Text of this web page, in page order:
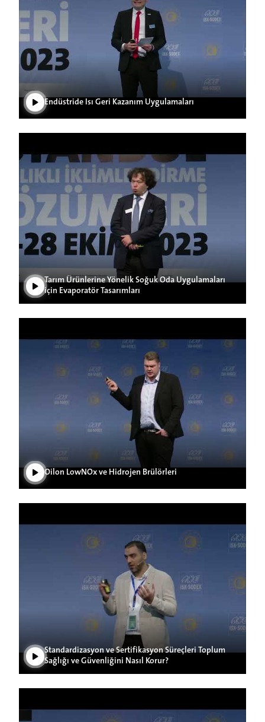
Videoyu Oynat
Endüstride Isı Geri Kazanım Uygulamaları
Videoyu Oynat
Tarım Ürünlerine Yönelik Soğuk Oda Uygulamaları
için Evaporatör Tasarımları
Videoyu Oynat
Oilon LowNOx ve Hidrojen Brülörleri
Videoyu Oynat
Standardizasyon ve Sertifikasyon Süreçleri Toplum
Sağlığı ve Güvenliğini Nasıl Korur?